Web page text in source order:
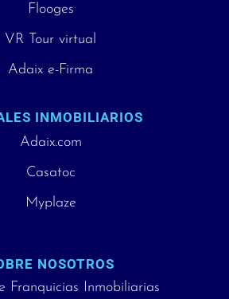
Flooges
VR Tour virtual
Adaix e-Firma
INMOBILIARIOS
Adaix.com
Casatoc
Myplaze
NOSOTROS
Franquicias Inmobiliarias